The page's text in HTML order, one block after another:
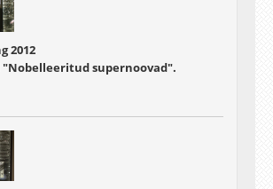
2012
"Nobelleeritud supernoovad".